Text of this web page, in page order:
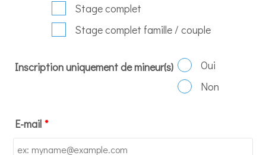
Stage complet
Stage complet famille / couple
Inscription uniquement de mineur(s)
Oui
Non
E-mail *